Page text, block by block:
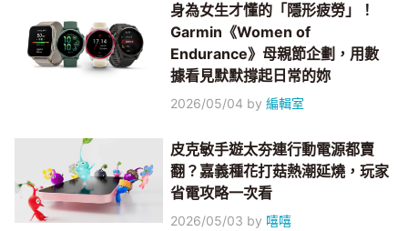
身為女生才懂的「隱形疲勞」！
Garmin《Women of
Endurance》母親節企劃，用數
據看見默默撐起日常的妳
2026/05/04 by編輯室
皮克敏手遊太夯連行動電源都賣
翻？嘉義種花打菇熱潮延燒，玩家
省電攻略一次看
2026/05/03 by 嘻嘻